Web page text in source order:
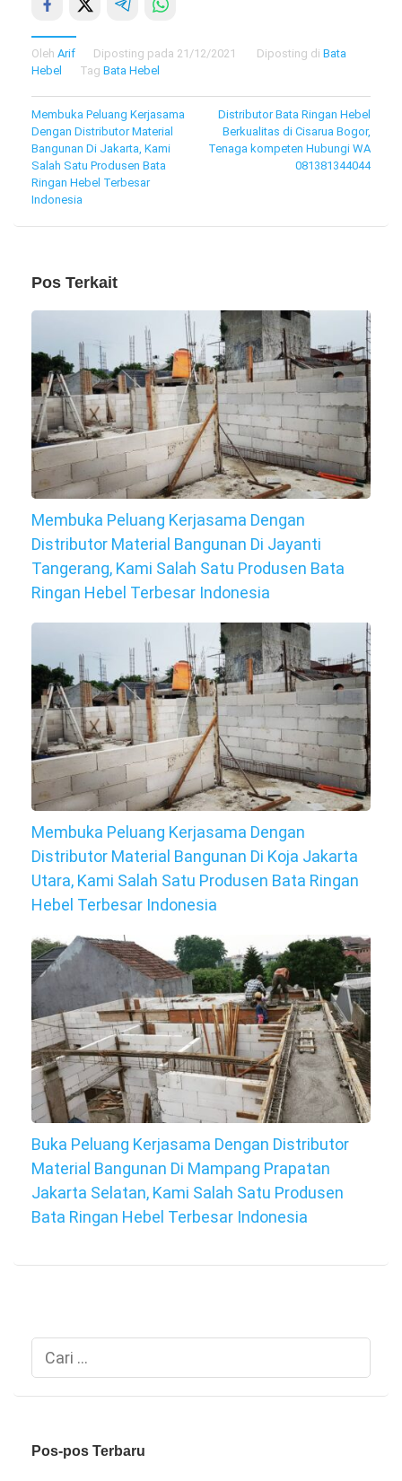
Oleh Arif Diposting pada 21/12/2021 Diposting di Bata
Hebel
Tag Bata Hebel
Navigasi
pos
Membuka Peluang Kerjasama
Dengan Distributor Material
Bangunan Di Jakarta, Kami
Salah Satu Produsen Bata
Ringan Hebel Terbesar
Indonesia
Distributor Bata Ringan Hebel
Berkualitas di Cisarua Bogor,
Tenaga kompeten Hubungi WA
081381344044
Pos Terkait
Membuka Peluang Kerjasama Dengan
Distributor Material Bangunan Di Jayanti
Tangerang, Kami Salah Satu Produsen Bata
Ringan Hebel Terbesar Indonesia
Membuka Peluang Kerjasama Dengan
Distributor Material Bangunan Di Koja Jakarta
Utara, Kami Salah Satu Produsen Bata Ringan
Hebel Terbesar Indonesia
Buka Peluang Kerjasama Dengan Distributor
Material Bangunan Di Mampang Prapatan
Jakarta Selatan, Kami Salah Satu Produsen
Bata Ringan Hebel Terbesar Indonesia
Cari
untuk:
Pos-pos Terbaru